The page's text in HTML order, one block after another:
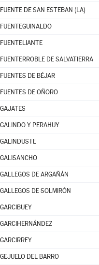
FUENTE DE SAN ESTEBAN (LA)
FUENTEGUINALDO
FUENTELIANTE
FUENTERROBLE DE SALVATIERRA
FUENTES DE BÉJAR
FUENTES DE OÑORO
GAJATES
GALINDO Y PERAHUY
GALINDUSTE
GALISANCHO
GALLEGOS DE ARGAÑÁN
GALLEGOS DE SOLMIRÓN
GARCIBUEY
GARCIHERNÁNDEZ
GARCIRREY
GEJUELO DEL BARRO